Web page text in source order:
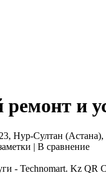
и
Нур-Султан (Астана),
| В сравнение